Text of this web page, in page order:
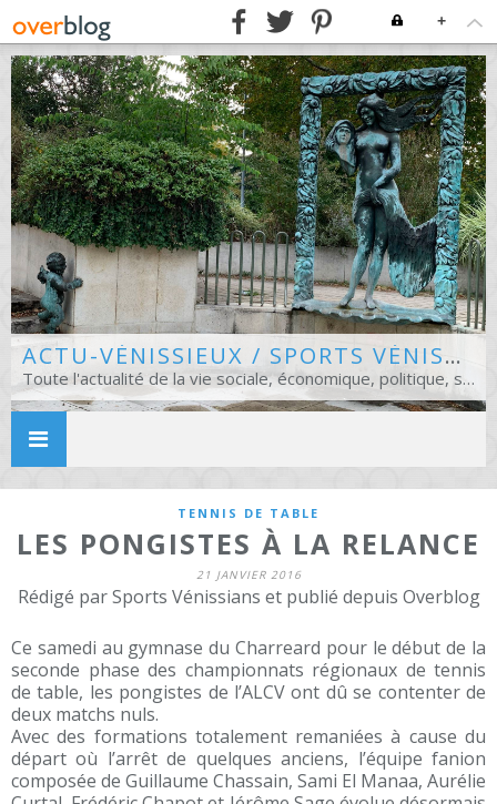
+
ACTU-VÉNISSIEUX / SPORTS VÉNISSIANS
Toute l'actualité de la vie sociale, économique, politique, sportive et culturelle de Vénissieux
TENNIS DE TABLE
LES PONGISTES À LA RELANCE
21 JANVIER 2016
Rédigé par Sports Vénissians et publié depuis Overblog
Ce samedi au gymnase du Charreard pour le début de la
seconde phase des championnats régionaux de tennis
de table, les pongistes de l’ALCV ont dû se contenter de
deux matchs nuls.
Avec des formations totalement remaniées à cause du
départ où l’arrêt de quelques anciens, l’équipe fanion
composée de Guillaume Chassain, Sami El Manaa, Aurélie